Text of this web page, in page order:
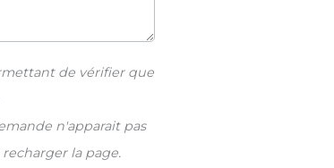
de vérifier que
n'apparait pas
la page.